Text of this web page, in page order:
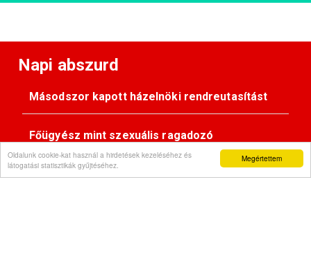
Megértettem
Oldalunk cookie-kat használ a hirdetések kezeléséhez és
látogatási statisztikák gyűjtéséhez.
Napi abszurd
Másodszor kapott házelnöki rendreutasítást
Főügyész mint szexuális ragadozó
Pimasz önkényúr